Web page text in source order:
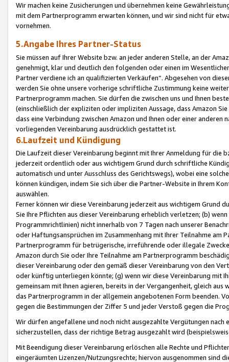
Wir machen keine Zusicherungen und übernehmen keine
mit dem Partnerprogramm erwarten können, und wir sind nicht für
vornehmen.
5.Angabe Ihres Partner-Status
Sie müssen auf Ihrer Website bzw. an jeder anderen Stelle, an der
genehmigt, klar und deutlich den folgenden oder einen im
Partner verdiene ich an qualifizierten Verkäufen“. Abgesehen von
werden Sie ohne unsere vorherige schriftliche Zustimmung keine
Partnerprogramm machen. Sie dürfen die zwischen uns und Ihnen
(einschließlich der expliziten oder impliziten Aussage, dass Amazon
dass eine Verbindung zwischen Amazon und Ihnen oder einer
vorliegenden Vereinbarung ausdrücklich gestattet ist.
6.Laufzeit und Kündigung
Die Laufzeit dieser Vereinbarung beginnt mit Ihrer Anmeldung für die
jederzeit ordentlich oder aus wichtigem Grund durch schriftliche
automatisch und unter Ausschluss des Gerichtswegs), wobei eine
können kündigen, indem Sie sich über die Partner-Website in Ihrem
auswählen.
Ferner können wir diese Vereinbarung jederzeit aus wichtigem Grund
Sie Ihre Pflichten aus dieser Vereinbarung erheblich verletzen; (b)
Programmrichtlinien) nicht innerhalb von 7 Tagen nach unserer
oder Haftungsansprüchen im Zusammenhang mit Ihrer Teilnahme am
Partnerprogramm für betrügerische, irreführende oder illegale
Amazon durch Sie oder Ihre Teilnahme am Partnerprogramm
dieser Vereinbarung oder den gemäß dieser Vereinbarung von den
oder künftig unterliegen könnte; (g) wenn wir diese Vereinbarung mit
gemeinsam mit Ihnen agieren, bereits in der Vergangenheit, gleich
das Partnerprogramm in der allgemein angebotenen Form beenden.
gegen die Bestimmungen der Ziffer 5 und jeder Verstoß gegen die
Wir dürfen angefallene und noch nicht ausgezahlte Vergütungen
sicherzustellen, dass der richtige Betrag ausgezahlt wird
Mit Beendigung dieser Vereinbarung erlöschen alle Rechte und
eingeräumten Lizenzen/Nutzungsrechte; hiervon ausgenommen sind